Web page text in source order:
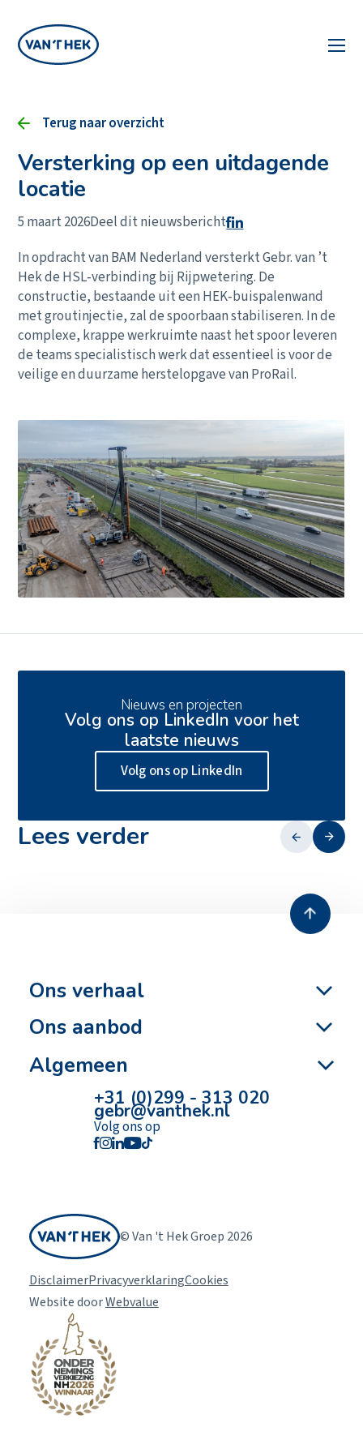
Ons aanbod
Actueel
Duurzaamheid
Veiligheid
Ons verhaal
Werken bij
Contact
Terug naar overzicht
Versterking op een uitdagende
locatie
5 maart 2026Deel dit nieuwsbericht
In opdracht van BAM Nederland versterkt Gebr. van ’t
Hek de HSL‑verbinding bij Rijpwetering. De
constructie, bestaande uit een HEK‑buispalenwand
met groutinjectie, zal de spoorbaan stabiliseren. In de
complexe, krappe werkruimte naast het spoor leveren
de teams specialistisch werk dat essentieel is voor de
veilige en duurzame herstelopgave van ProRail.
Lees verder
Nieuws en projecten
Volg ons op LinkedIn voor het
laatste nieuws
Volg ons op LinkedIn
Ons verhaal
Ons aanbod
Algemeen
+31 (0)299 - 313 020
gebr@vanthek.nl
Volg ons op
© Van 't Hek Groep 2026
DisclaimerPrivacyverklaringCookies
Website doorWebvalue